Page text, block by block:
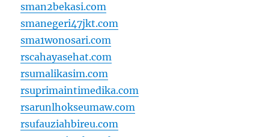
sman2bekasi.com
smanegeri47jkt.com
sma1wonosari.com
rscahayasehat.com
rsumalikasim.com
rsuprimaintimedika.com
rsarunlhokseumaw.com
rsufauziahbireu.com